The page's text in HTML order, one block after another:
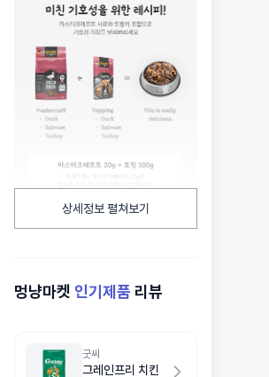
상세정보 펼쳐보기
멍냥마켓 인기제품 리뷰
굿씨
그레인프리 치킨